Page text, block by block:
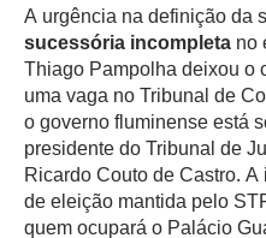
A urgência na definição da
sucessória incompletano
Thiago Pampolha deixou o
uma vaga no Tribunal de
o governo fluminense está
presidente do Tribunal de
Ricardo Couto de Castro.
de eleição mantida pelo
quem ocupará o Palácio